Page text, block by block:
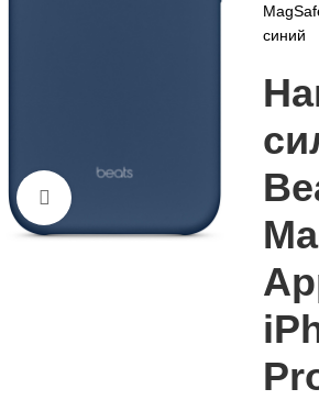
Нажмите, чтобы увеличить
синий